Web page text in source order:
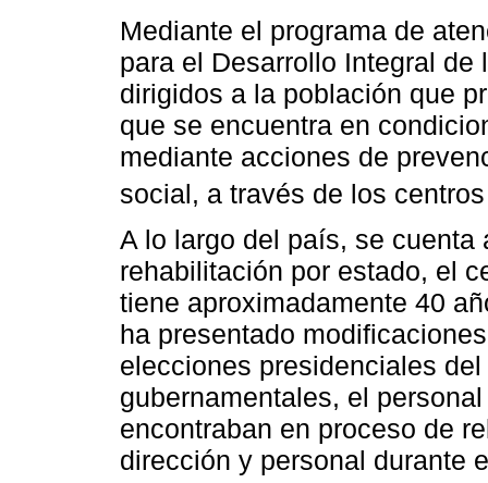
Mediante el programa de
para el Desarrollo Integral
dirigidos a la población que
que se encuentra en
mediante acciones de
social, a través de los
A lo largo del país, se cuenta
rehabilitación por estado, el
tiene aproximadamente 40
ha presentado
elecciones presidenciales
gubernamentales, el
encontraban en proceso de
dirección y personal durante